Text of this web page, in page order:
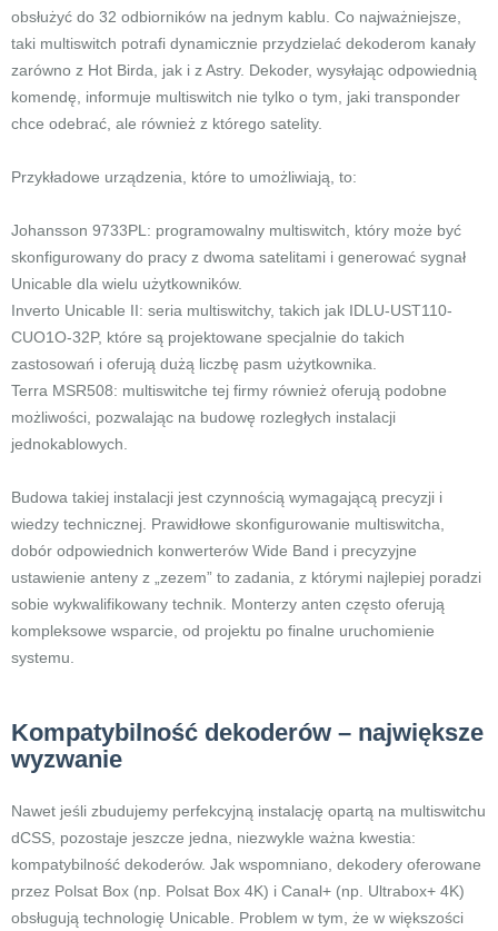
obsłużyć do 32 odbiorników na jednym kablu. Co najważniejsze,
taki multiswitch potrafi dynamicznie przydzielać dekoderom kanały
zarówno z Hot Birda, jak i z Astry. Dekoder, wysyłając odpowiednią
komendę, informuje multiswitch nie tylko o tym, jaki transponder
chce odebrać, ale również z którego satelity.
Przykładowe urządzenia, które to umożliwiają, to:
Johansson 9733PL: programowalny multiswitch, który może być
skonfigurowany do pracy z dwoma satelitami i generować sygnał
Unicable dla wielu użytkowników.
Inverto Unicable II: seria multiswitchy, takich jak IDLU-UST110-
CUO1O-32P, które są projektowane specjalnie do takich
zastosowań i oferują dużą liczbę pasm użytkownika.
Terra MSR508: multiswitche tej firmy również oferują podobne
możliwości, pozwalając na budowę rozległych instalacji
jednokablowych.
Budowa takiej instalacji jest czynnością wymagającą precyzji i
wiedzy technicznej. Prawidłowe skonfigurowanie multiswitcha,
dobór odpowiednich konwerterów Wide Band i precyzyjne
ustawienie anteny z „zezem” to zadania, z którymi najlepiej poradzi
sobie wykwalifikowany technik. Monterzy anten często oferują
kompleksowe wsparcie, od projektu po finalne uruchomienie
systemu.
Kompatybilność dekoderów – największe
wyzwanie
Nawet jeśli zbudujemy perfekcyjną instalację opartą na multiswitchu
dCSS, pozostaje jeszcze jedna, niezwykle ważna kwestia:
kompatybilność dekoderów. Jak wspomniano, dekodery oferowane
przez Polsat Box (np. Polsat Box 4K) i Canal+ (np. Ultrabox+ 4K)
obsługują technologię Unicable. Problem w tym, że w większości